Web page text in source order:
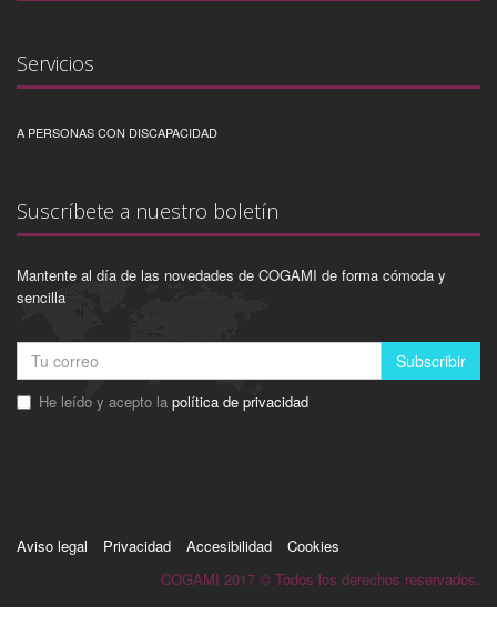
Servicios
A PERSONAS CON DISCAPACIDAD
Suscríbete a nuestro boletín
Mantente al día de las novedades de COGAMI de forma cómoda y
sencilla
Subscribir
He leído y acepto la política de privacidad
Aviso legal Privacidad Accesibilidad
Cookies
COGAMI 2017 © Todos los derechos reservados.